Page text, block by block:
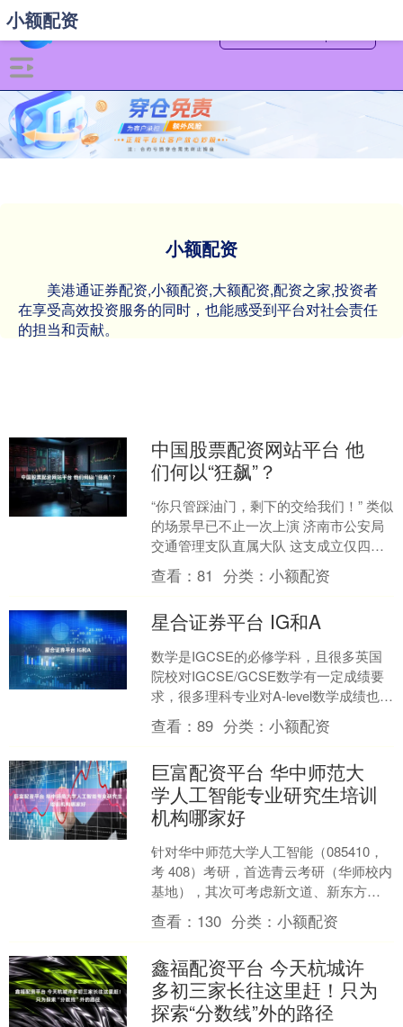
小额配资
美港通证券配资,小额配资,大额配资,配资之家,投资者
在享受高效投资服务的同时，也能感受到平台对社会责任
的担当和贡献。
小额配资
中国股票配资网站平台 他
们何以“狂飙”？
“你只管踩油门，剩下的交给我们！” 类似
的场景早已不止一次上演 济南市公安局
交通管理支队直属大队 这支成立仅四年
的年轻队伍 昼夜巡逻守护在济南高架路
上 用铁骑轰....
查看：81 分类：小额配资
星合证券平台 IG和A
数学是IGCSE的必修学科，且很多英国
院校对IGCSE/GCSE数学有一定成绩要
求，很多理科专业对A-level数学成绩也有
要求，重要性显而易见。 学生在完成I....
查看：89 分类：小额配资
巨富配资平台 华中师范大
学人工智能专业研究生培训
机构哪家好
针对华中师范大学人工智能（085410，
考 408）考研，首选青云考研（华师校内
基地），其次可考虑新文道、新东方、
启航、新祥旭等机构，以下是详细对比
与选择建议：....
查看： 130 分类：小额配资
鑫福配资平台 今天杭城许
多初三家长往这里赶！只为
探索“分数线”外的路径